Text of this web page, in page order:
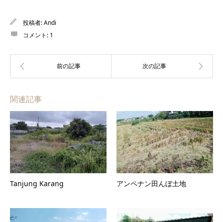
投稿者:Andi
コメント: 1
関連記事
Tanjung Karang アンペナン田んぼ土地